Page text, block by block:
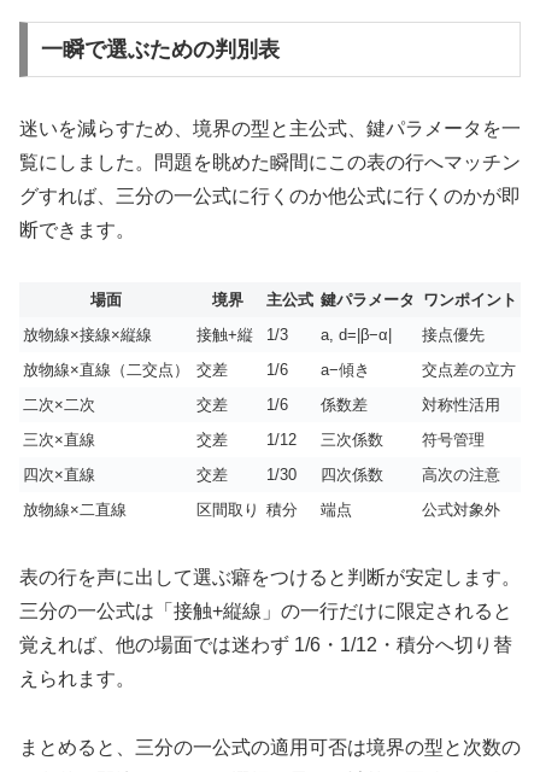
一瞬で選ぶための判別表
迷いを減らすため、境界の型と主公式、鍵パラメータを一
覧にしました。問題を眺めた瞬間にこの表の行へマッチン
グすれば、三分の一公式に行くのか他公式に行くのかが即
断できます。
場面 境界 主公式 鍵パラメータ ワンポイント
放物線×接線×縦線
接触+縦 1/3 a, d=|β−α|
接点優先
放物線×直線（二交点）
交差 1/6 a−傾き
交点差の立方
二次×二次
交差 1/6 係数差
対称性活用
三次×直線
交差 1/12 三次係数
符号管理
四次×直線
交差 1/30 四次係数
高次の注意
放物線×二直線
区間取り 積分 端点 公式対象外
表の行を声に出して選ぶ癖をつけると判断が安定します。
三分の一公式は「接触+縦線」の一行だけに限定されると
覚えれば、他の場面では迷わず 1/6・1/12・積分へ切り替
えられます。
まとめると、三分の一公式の適用可否は境界の型と次数の